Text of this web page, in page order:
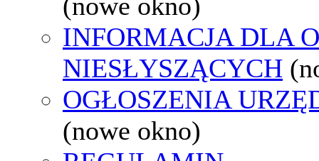
INFORMACJA DLA
NIESŁYSZĄCYCH
OGŁOSZENIA
(nowe okno)